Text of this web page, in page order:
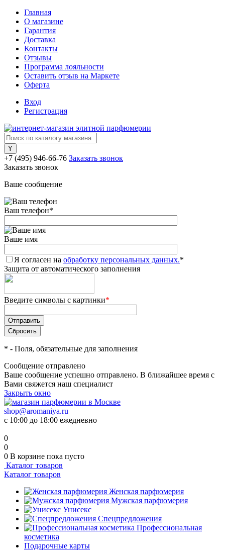
Главная
О магазине
Гарантия
Доставка
Контакты
Отзывы
Программа лояльности
Оставить отзыв на Маркете
Оферта
Вход
Регистрация
+7 (495) 946-66-76 Заказать звонок
Заказать звонок
Ваше сообщение
Ваш телефон*
Ваше имя
Я согласен на обработку персональных данных.*
Защита от автоматического заполнения
Введите символы с картинки*
* - Поля, обязательные для заполнения
Сообщение отправлено
Ваше сообщение успешно отправлено. В ближайшее время с
Вами свяжется наш специалист
Закрыть окно
shop@aromaniya.ru
с 10:00 до 18:00 ежедневно
0
0
0 В корзине пока пусто
Каталог товаров
Каталог товаров
Женская парфюмерия
Мужская парфюмерия
Унисекс
Спецпредложения
Профессиональная
косметика
Подарочные карты